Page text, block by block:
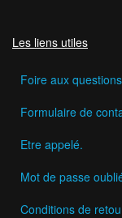
Les liens utiles
Foire aux
Formulaire de
Etre appelé.
Mot de passe
Conditions de